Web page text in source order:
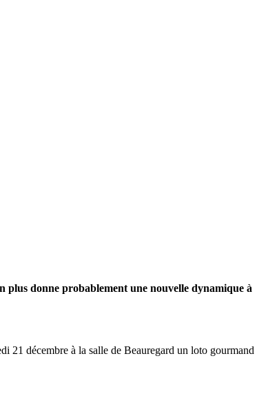
plus donne probablement une nouvelle dynamique à
21 décembre à la salle de Beauregard un loto gourmand